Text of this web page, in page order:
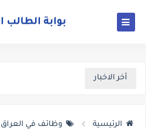
أخر الاخبار
الرئيسية وظائف في العراق